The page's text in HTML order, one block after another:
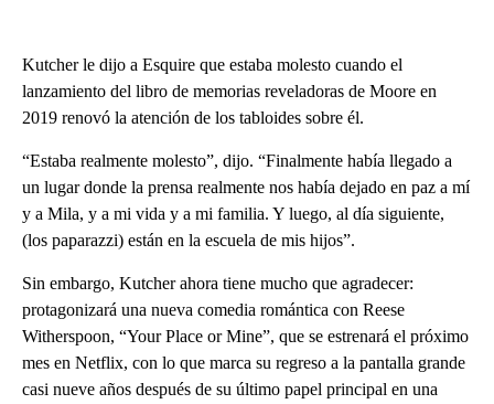
Kutcher le dijo a Esquire que estaba molesto cuando el
lanzamiento del libro de memorias reveladoras de Moore en
2019 renovó la atención de los tabloides sobre él.
“Estaba realmente molesto”, dijo. “Finalmente había llegado a
un lugar donde la prensa realmente nos había dejado en paz a mí
y a Mila, y a mi vida y a mi familia. Y luego, al día siguiente,
(los paparazzi) están en la escuela de mis hijos”.
Sin embargo, Kutcher ahora tiene mucho que agradecer:
protagonizará una nueva comedia romántica con Reese
Witherspoon, “Your Place or Mine”, que se estrenará el próximo
mes en Netflix, con lo que marca su regreso a la pantalla grande
casi nueve años después de su último papel principal en una